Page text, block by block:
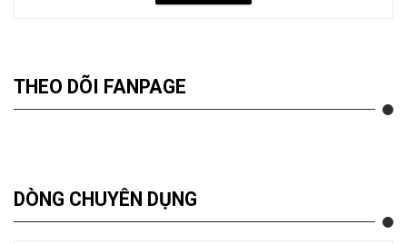
THEO DÕI FANPAGE
DÒNG CHUYÊN DỤNG